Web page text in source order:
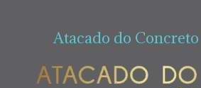
Atacado do Concreto